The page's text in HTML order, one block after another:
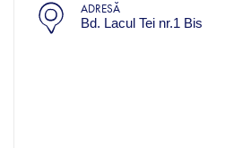
ADRESĂ
Bd. Lacul Tei nr.1 Bis